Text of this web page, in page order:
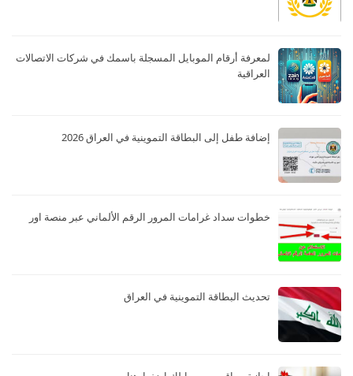
لمعرفة أرقام الموبايل المسجلة باسمك في شركات الاتصالات
العراقية
إضافة طفل إلى البطاقة التموينية في العراق 2026
خطوات سداد غرامات المرور الرقم الألماني عبر منصة اور
تحديث البطاقة التموينية في العراق